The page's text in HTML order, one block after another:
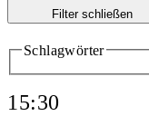
Filter schließen
Schlagwörter
15:30